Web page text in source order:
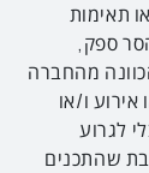
תאימות
ספק,
מהחברה
ו/או
לגרוע
שהתכנים